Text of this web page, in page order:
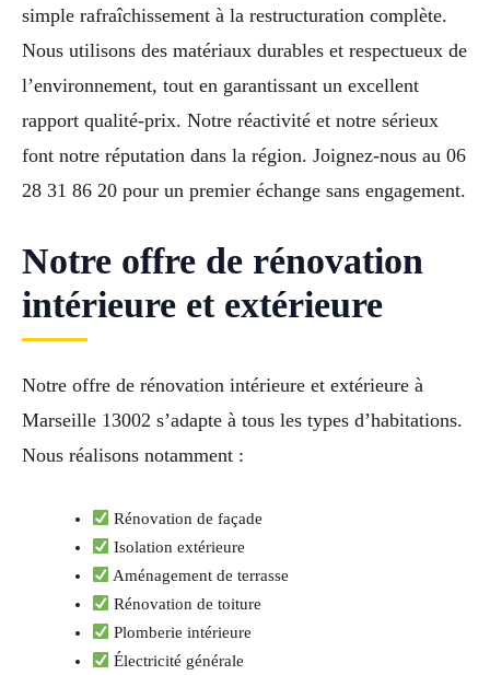
simple rafraîchissement à la restructuration complète.
Nous utilisons des matériaux durables et respectueux de
l’environnement, tout en garantissant un excellent
rapport qualité-prix. Notre réactivité et notre sérieux
font notre réputation dans la région. Joignez-nous au 06
28 31 86 20 pour un premier échange sans engagement.
Notre offre de rénovation
intérieure et extérieure
Notre offre de rénovation intérieure et extérieure à
Marseille 13002 s’adapte à tous les types d’habitations.
Nous réalisons notamment :
Rénovation de façade
Isolation extérieure
Aménagement de terrasse
Rénovation de toiture
Plomberie intérieure
Électricité générale